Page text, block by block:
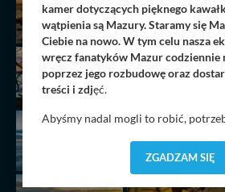
kamer dotyczących pięknego
wątpienia są Mazury. Staramy się
Ciebie na nowo. W tym celu nasza
wręcz fanatyków Mazur codziennie
poprzez jego rozbudowę oraz
treści i zdjęć.
Abyśmy nadal mogli to robić,
dostosować do Twoich preferencji.
pliki cookies) będą zapisywane w
ZGADZAM SIĘ